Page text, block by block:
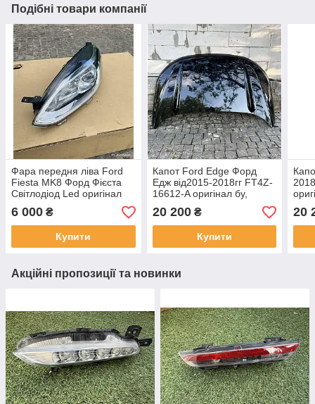
Подібні товари компанії
Фара передня ліва Ford
Fiesta MK8 Форд Фієста
Світлодіод Led оригінал
h1bb13w030cd від2018
6 000 ₴
Купити
Капот Ford Edge Форд
Едж від2015-2018гг FT4Z-
16612-A оригінал бу,
металевий — знятий з
ясен
20 200₴
Купити
20
Акційні пропозиції та новинки